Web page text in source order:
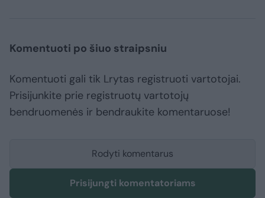
Komentuoti po šiuo straipsniu
Komentuoti gali tik Lrytas registruoti vartotojai.
Prisijunkite prie registruotų vartotojų
bendruomenės ir bendraukite komentaruose!
Rodyti komentarus
Prisijungti komentatoriams